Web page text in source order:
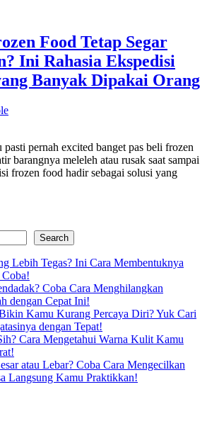
Food Tetap Segar
Ini Rahasia Ekspedisi
Banyak Dipakai Orang
pernah excited banget pas beli frozen
barangnya meleleh atau rusak saat sampai
frozen food hadir sebagai solusi yang
Search
Lebih Tegas? Ini Cara Membentuknya
Coba Cara Menghilangkan
dengan Cepat Ini!
Kamu Kurang Percaya Diri? Yuk Cari
dengan Tepat!
Cara Mengetahui Warna Kulit Kamu
atau Lebar? Coba Cara Mengecilkan
Langsung Kamu Praktikkan!